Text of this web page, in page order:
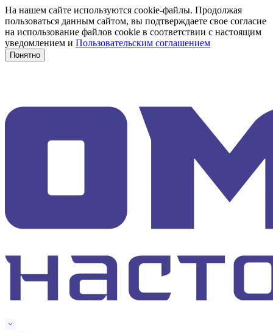
На нашем сайте используются cookie-файлы. Продолжая
пользоваться данным сайтом, вы подтверждаете свое согласие
на использование файлов cookie в соответствии с настоящим
уведомлением и Пользовательским соглашением
Понятно